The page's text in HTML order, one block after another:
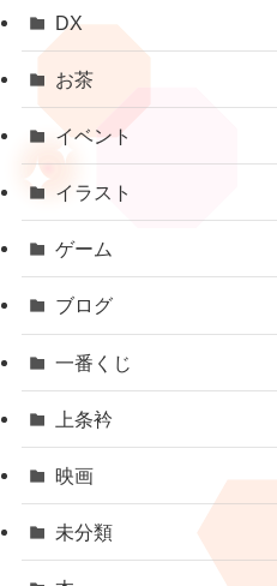
DX
お茶
イベント
イラスト
ゲーム
ブログ
一番くじ
上条衿
映画
未分類